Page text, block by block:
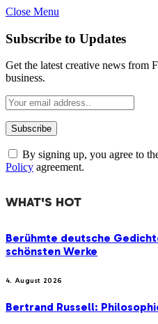
Close Menu
Subscribe to Updates
Get the latest creative news from
business.
By signing up, you agree to
Policy agreement.
WHAT'S HOT
Berühmte deutsche
schönsten Werke
4. August 2026
Bertrand Russell: